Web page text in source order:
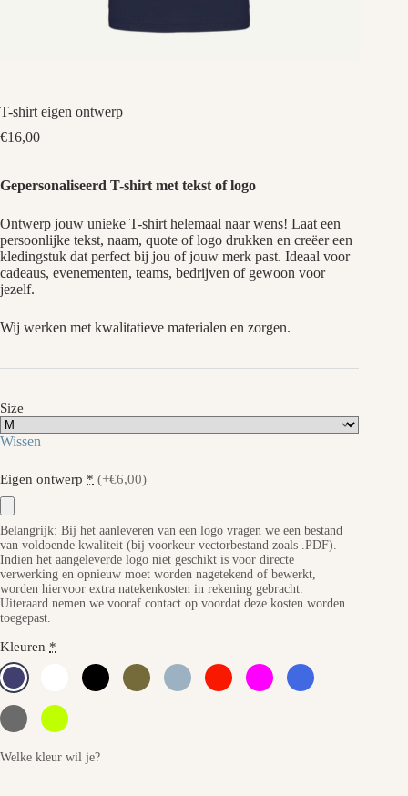
T-shirt eigen ontwerp
€16,00
Gepersonaliseerd T-shirt met tekst of logo
Ontwerp jouw unieke T-shirt helemaal naar wens! Laat een
persoonlijke tekst, naam, quote of logo drukken en creëer een
kledingstuk dat perfect bij jou of jouw merk past. Ideaal voor
cadeaus, evenementen, teams, bedrijven of gewoon voor
jezelf.
Wij werken met kwalitatieve materialen en zorgen.
Size
Wissen
Eigen ontwerp * (+€6,00)
Belangrijk: Bij het aanleveren van een logo vragen we een bestand
van voldoende kwaliteit (bij voorkeur vectorbestand zoals .PDF).
Indien het aangeleverde logo niet geschikt is voor directe
verwerking en opnieuw moet worden nagetekend of bewerkt,
worden hiervoor extra natekenkosten in rekening gebracht.
Uiteraard nemen we vooraf contact op voordat deze kosten worden
toegepast.
Kleuren *
Welke kleur wil je?